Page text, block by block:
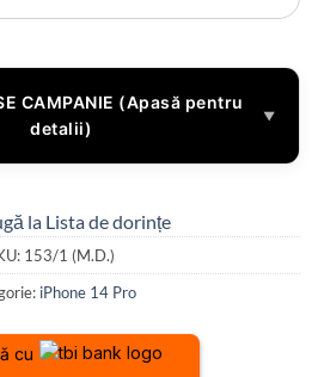
CAMPANIE (Apasă pentru
detalii)
▼
la Lista de dorințe
153/1 (M.D.)
iPhone 14 Pro
cu